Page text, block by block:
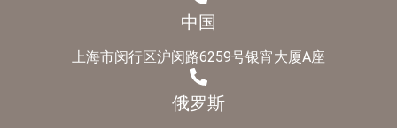
中国
上海市闵行区沪闵路6259号银宵大厦A座
俄罗斯